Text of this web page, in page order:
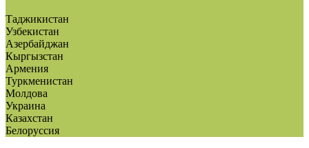
Таджикистан
Узбекистан
Азербайджан
Кыргызстан
Армения
Туркменистан
Молдова
Украина
Казахстан
Белоруссия